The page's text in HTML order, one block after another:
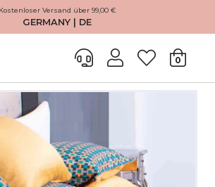
Kostenloser Versand über 99,00 €
GERMANY | DE
0